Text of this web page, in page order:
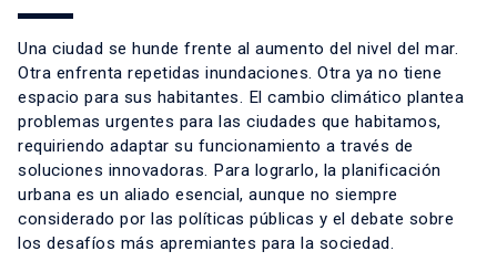
Una ciudad se hunde frente al aumento del nivel del mar.
Otra enfrenta repetidas inundaciones. Otra ya no tiene
espacio para sus habitantes. El cambio climático plantea
problemas urgentes para las ciudades que habitamos,
requiriendo adaptar su funcionamiento a través de
soluciones innovadoras. Para lograrlo, la planificación
urbana es un aliado esencial, aunque no siempre
considerado por las políticas públicas y el debate sobre
los desafíos más apremiantes para la sociedad.